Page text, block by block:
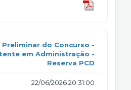
do Concurso -
em Administração -
Reserva PCD
22/06/2026 20:31:00